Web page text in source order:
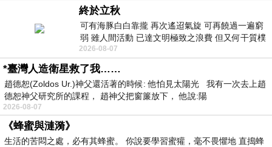
終於立秋
可有海豚白白靠攏 再次遙迢氣旋 可再饒過一遍窮
弱 雖人間活動 已達文明極致之浪費 但又何干質樸
者 只能白白陪葬
2026-08-07
*臺灣人造衛星救了我……
趙德恕(Zoldos Ur.)神父還活著的時候: 他怕見太陽光 我有一次去上趙
德恕神父研究所的課程， 趙神父把窗簾放下， 他說:陽
2026-08-07
《蜂蜜與漣漪》
生活的苦悶之處，必有其蜂蜜。 你說要學習蜜獾，毫不畏懼地 直搗蜂